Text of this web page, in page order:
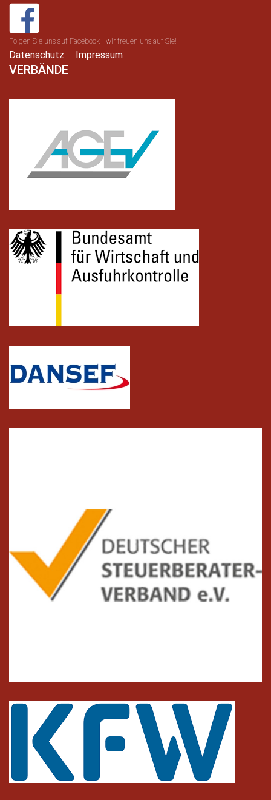
Folgen Sie uns auf Facebook - wir freuen uns auf Sie!
Datenschutz Impressum
VERBÄNDE